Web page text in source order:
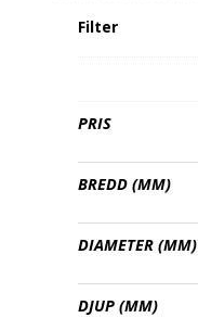
Filter
PRIS
BREDD (MM)
DIAMETER (MM)
DJUP (MM)